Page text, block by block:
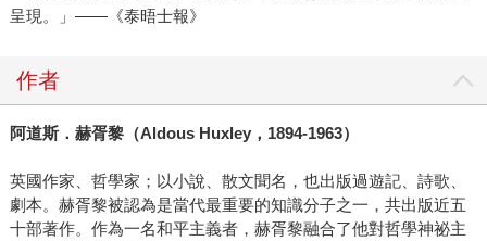
呈現。」――《泰晤士報》
作者
阿道斯．赫胥黎（Aldous Huxley，1894-1963）
英國作家、哲學家；以小說、散文聞名，也出版過遊記、詩歌、
劇本。赫胥黎被認為是當代最重要的知識分子之一，共出版近五
十部著作。作為一名和平主義者，赫胥黎融合了他對哲學神祕主